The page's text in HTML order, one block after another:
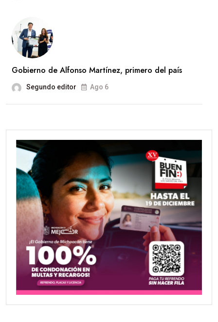
Gobierno de Alfonso Martínez, primero del país
Segundo editor Ago 6